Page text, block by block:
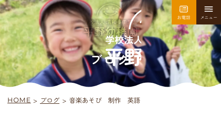
園について 園での生活
お電話 メニュー
ブログ
HOME > ブログ > 音楽あそび 制作 英語